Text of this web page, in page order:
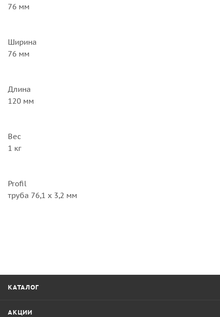
76 мм
Ширина
76 мм
Длина
120 мм
Вес
1 кг
Profil
труба 76,1 x 3,2 мм
КАТАЛОГ
АКЦИИ